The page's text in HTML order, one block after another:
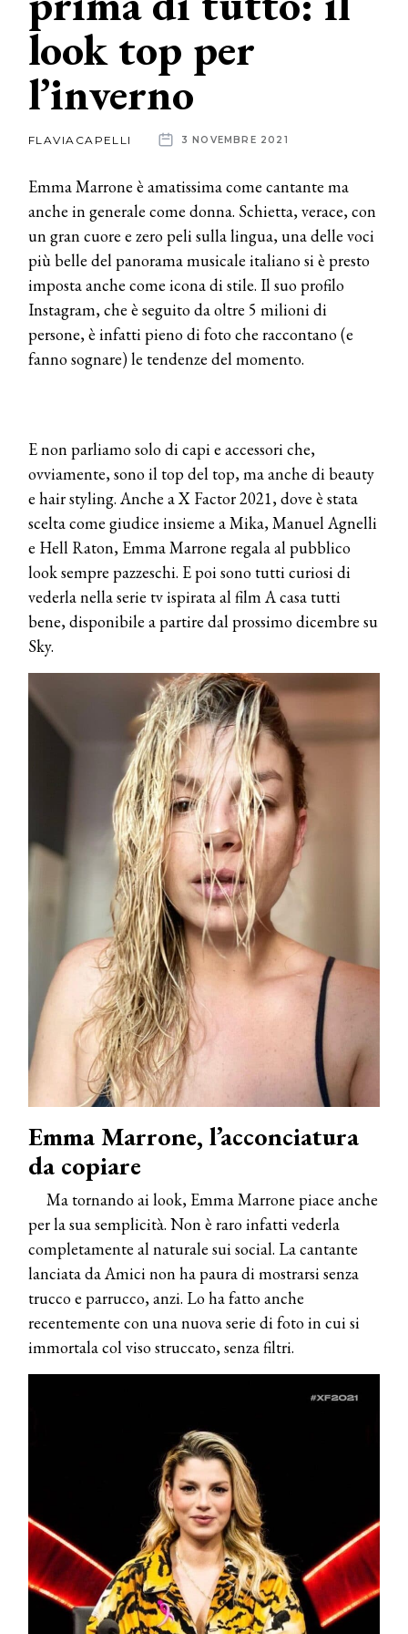
News
dalle
aziende
look top per
l’inverno
FLAVIACAPELLI 3 NOVEMBRE 2021
Emma Marrone è amatissima come cantante ma
anche in generale come donna. Schietta, verace, con
un gran cuore e zero peli sulla lingua, una delle voci
più belle del panorama musicale italiano si è presto
imposta anche come icona di stile. Il suo profilo
Instagram, che è seguito da oltre 5 milioni di
persone, è infatti pieno di foto che raccontano (e
fanno sognare) le tendenze del momento.
E non parliamo solo di capi e accessori che,
ovviamente, sono il top del top, ma anche di beauty
e hair styling. Anche a X Factor 2021, dove è stata
scelta come giudice insieme a Mika, Manuel Agnelli
e Hell Raton, Emma Marrone regala al pubblico
look sempre pazzeschi. E poi sono tutti curiosi di
vederla nella serie tv ispirata al film A casa tutti
bene, disponibile a partire dal prossimo dicembre su
Sky.
Emma Marrone, l’acconciatura
da copiare
Ma tornando ai look, Emma Marrone piace anche
per la sua semplicità. Non è raro infatti vederla
completamente al naturale sui social. La cantante
lanciata da Amici non ha paura di mostrarsi senza
trucco e parrucco, anzi. Lo ha fatto anche
recentemente con una nuova serie di foto in cui si
immortala col viso struccato, senza filtri.